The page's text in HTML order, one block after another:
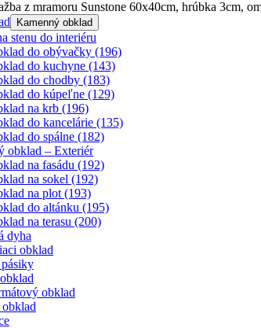
Kamenný obklad
stenu do interiéru
do obývačky (196)
do kuchyne (143)
do chodby (183)
do kúpeľne (129)
na krb (196)
do kancelárie (135)
do spálne (182)
obklad – Exteriér
na fasádu (192)
na sokel (192)
na plot (193)
do altánku (195)
na terasu (200)
dyha
obklad
obklad
obklad